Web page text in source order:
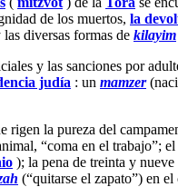
de los muertos, la
diversas formas de kilayim
y las sanciones por
judía : un mamzer
rigen la pureza del
“coma en el trabajo”;
); la pena de treinta y
(“quitarse el zapato”) en